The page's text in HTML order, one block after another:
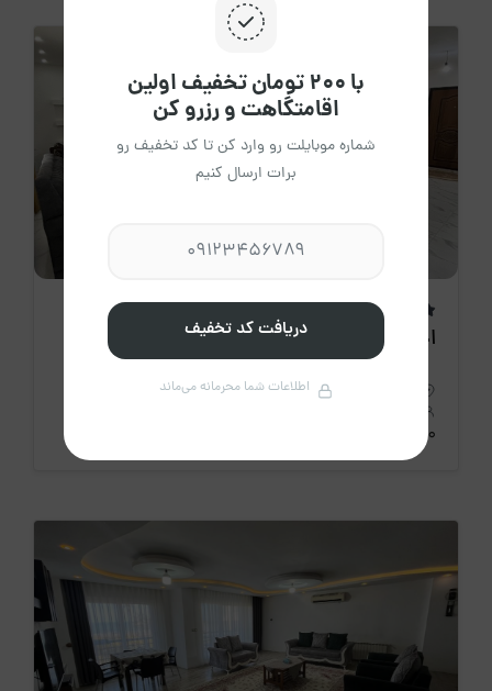
اقامتگاه جدید
اجاره روزانه ویلا دو خواب دید دریا 2 - نور
استان مازندران، نور
5،500،000 تومان
با ۲۰۰ تومان تخفیف اولین
اقامتگاهت و رزرو کن
شماره موبایلت رو وارد کن تا کد تخفیف رو
برات ارسال کنیم
دریافت کد تخفیف
اطلاعات شما محرمانه می‌ماند